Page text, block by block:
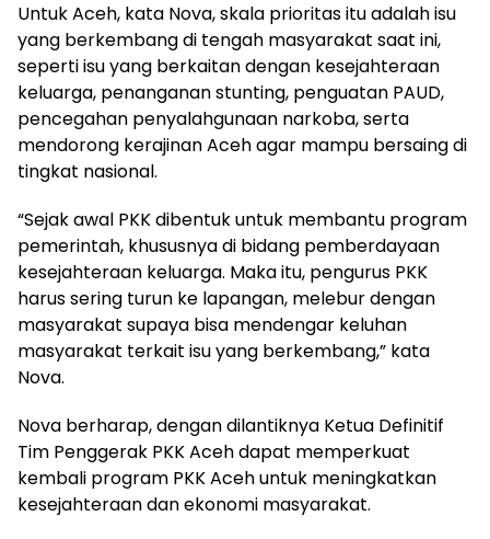
Untuk Aceh, kata Nova, skala prioritas itu adalah isu
yang berkembang di tengah masyarakat saat ini,
seperti isu yang berkaitan dengan kesejahteraan
keluarga, penanganan stunting, penguatan PAUD,
pencegahan penyalahgunaan narkoba, serta
mendorong kerajinan Aceh agar mampu bersaing di
tingkat nasional.
“Sejak awal PKK dibentuk untuk membantu program
pemerintah, khususnya di bidang pemberdayaan
kesejahteraan keluarga. Maka itu, pengurus PKK
harus sering turun ke lapangan, melebur dengan
masyarakat supaya bisa mendengar keluhan
masyarakat terkait isu yang berkembang,” kata
Nova.
Nova berharap, dengan dilantiknya Ketua Definitif
Tim Penggerak PKK Aceh dapat memperkuat
kembali program PKK Aceh untuk meningkatkan
kesejahteraan dan ekonomi masyarakat.